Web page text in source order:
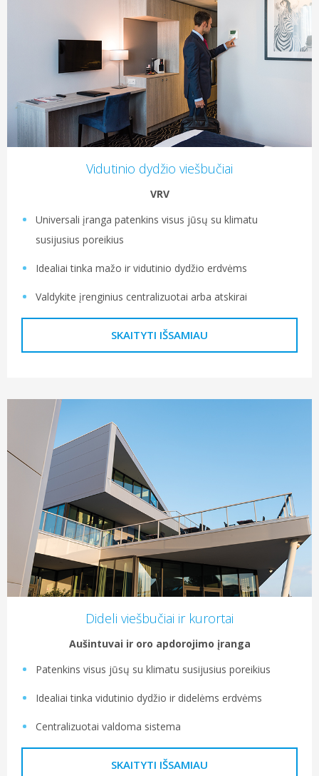
Vidutinio dydžio viešbučiai
VRV
Universali įranga patenkins visus jūsų su klimatu
susijusius poreikius
Idealiai tinka mažo ir vidutinio dydžio erdvėms
Valdykite įrenginius centralizuotai arba atskirai
SKAITYTI IŠSAMIAU
Dideli viešbučiai ir kurortai
Aušintuvai ir oro apdorojimo įranga
Patenkins visus jūsų su klimatu susijusius poreikius
Idealiai tinka vidutinio dydžio ir didelėms erdvėms
Centralizuotai valdoma sistema
SKAITYTI IŠSAMIAU